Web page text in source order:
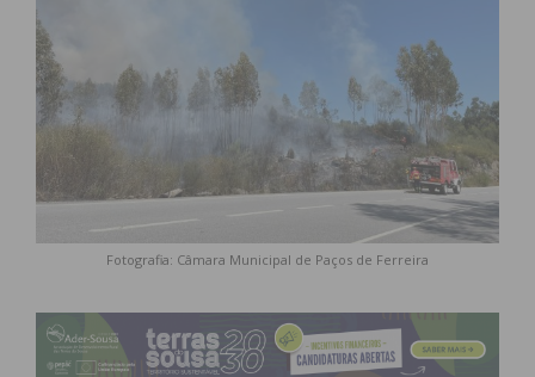
Fotografia: Câmara Municipal de Paços de Ferreira